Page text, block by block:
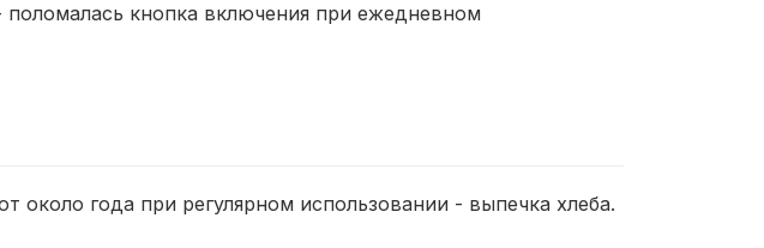
кнопка включения при ежедневном
около года при регулярном использовании - выпечка хлеба.